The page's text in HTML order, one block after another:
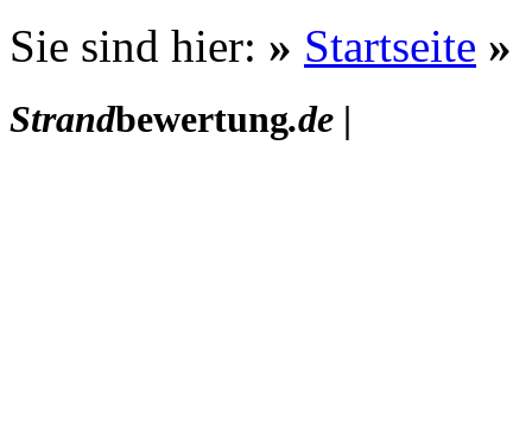
Sie sind hier: » Startseite »
Strandbewertung.de |